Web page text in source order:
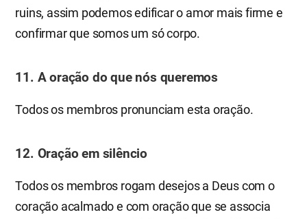
ruins, assim podemos edificar o amor mais firme e
confirmar que somos um só corpo.
11. A oração do que nós queremos
Todos os membros pronunciam esta oração.
12. Oração em silêncio
Todos os membros rogam desejos a Deus com o
coração acalmado e com oração que se associa